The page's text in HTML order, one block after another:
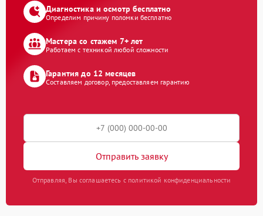
Диагностика и осмотр бесплатно
Определим причину поломки бесплатно
Мастера со стажем 7+ лет
Работаем с техникой любой сложности
Гарантия до 12 месяцев
Составляем договор, предоставляем гарантию
Отправить заявку
Отправляя, Вы соглашаетесь с политикой конфиденциальности